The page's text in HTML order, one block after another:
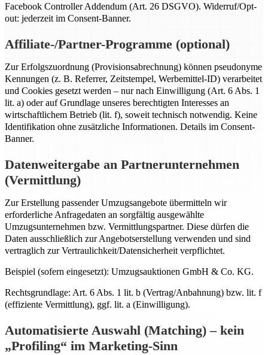
Facebook Controller Addendum (Art. 26 DSGVO). Widerruf/Opt-
out: jederzeit im Consent-Banner.
Affiliate-/Partner-Programme (optional)
Zur Erfolgszuordnung (Provisionsabrechnung) können pseudonyme
Kennungen (z. B. Referrer, Zeitstempel, Werbemittel-ID) verarbeitet
und Cookies gesetzt werden – nur nach Einwilligung (Art. 6 Abs. 1
lit. a) oder auf Grundlage unseres berechtigten Interesses an
wirtschaftlichem Betrieb (lit. f), soweit technisch notwendig. Keine
Identifikation ohne zusätzliche Informationen. Details im Consent-
Banner.
Datenweitergabe an Partnerunternehmen
(Vermittlung)
Zur Erstellung passender Umzugsangebote übermitteln wir
erforderliche Anfragedaten an sorgfältig ausgewählte
Umzugsunternehmen bzw. Vermittlungspartner. Diese dürfen die
Daten ausschließlich zur Angebotserstellung verwenden und sind
vertraglich zur Vertraulichkeit/Datensicherheit verpflichtet.
Beispiel (sofern eingesetzt): Umzugsauktionen GmbH & Co. KG.
Rechtsgrundlage: Art. 6 Abs. 1 lit. b (Vertrag/Anbahnung) bzw. lit. f
(effiziente Vermittlung), ggf. lit. a (Einwilligung).
Automatisierte Auswahl (Matching) – kein
„Profiling“ im Marketing-Sinn